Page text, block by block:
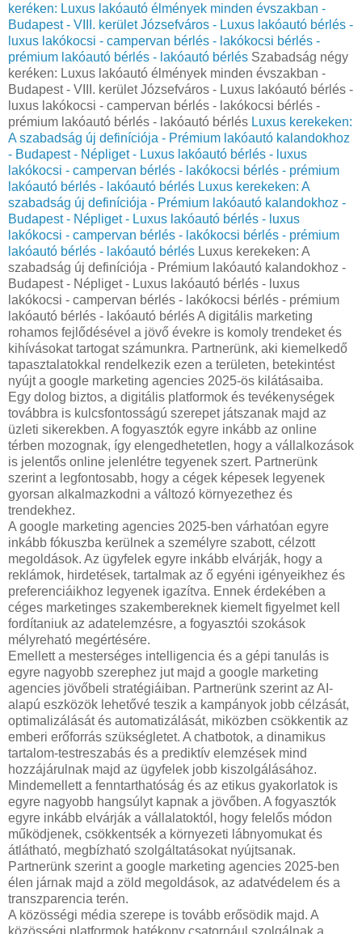
keréken: Luxus lakóautó élmények minden évszakban -
Budapest - VIII. kerület Józsefváros - Luxus lakóautó bérlés -
luxus lakókocsi - campervan bérlés - lakókocsi bérlés -
prémium lakóautó bérlés - lakóautó bérlés Szabadság négy
keréken: Luxus lakóautó élmények minden évszakban -
Budapest - VIII. kerület Józsefváros - Luxus lakóautó bérlés -
luxus lakókocsi - campervan bérlés - lakókocsi bérlés -
prémium lakóautó bérlés - lakóautó bérlés Luxus kerekeken:
A szabadság új definíciója - Prémium lakóautó kalandokhoz
- Budapest - Népliget - Luxus lakóautó bérlés - luxus
lakókocsi - campervan bérlés - lakókocsi bérlés - prémium
lakóautó bérlés - lakóautó bérlés Luxus kerekeken: A
szabadság új definíciója - Prémium lakóautó kalandokhoz -
Budapest - Népliget - Luxus lakóautó bérlés - luxus
lakókocsi - campervan bérlés - lakókocsi bérlés - prémium
lakóautó bérlés - lakóautó bérlés Luxus kerekeken: A
szabadság új definíciója - Prémium lakóautó kalandokhoz -
Budapest - Népliget - Luxus lakóautó bérlés - luxus
lakókocsi - campervan bérlés - lakókocsi bérlés - prémium
lakóautó bérlés - lakóautó bérlés A digitális marketing
rohamos fejlődésével a jövő évekre is komoly trendeket és
kihívásokat tartogat számunkra. Partnerünk, aki kiemelkedő
tapasztalatokkal rendelkezik ezen a területen, betekintést
nyújt a google marketing agencies 2025-ös kilátásaiba.
Egy dolog biztos, a digitális platformok és tevékenységek
továbbra is kulcsfontosságú szerepet játszanak majd az
üzleti sikerekben. A fogyasztók egyre inkább az online
térben mozognak, így elengedhetetlen, hogy a vállalkozások
is jelentős online jelenlétre tegyenek szert. Partnerünk
szerint a legfontosabb, hogy a cégek képesek legyenek
gyorsan alkalmazkodni a változó környezethez és
trendekhez.
A google marketing agencies 2025-ben várhatóan egyre
inkább fókuszba kerülnek a személyre szabott, célzott
megoldások. Az ügyfelek egyre inkább elvárják, hogy a
reklámok, hirdetések, tartalmak az ő egyéni igényeikhez és
preferenciáikhoz legyenek igazítva. Ennek érdekében a
céges marketinges szakembereknek kiemelt figyelmet kell
fordítaniuk az adatelemzésre, a fogyasztói szokások
mélyreható megértésére.
Emellett a mesterséges intelligencia és a gépi tanulás is
egyre nagyobb szerephez jut majd a google marketing
agencies jövőbeli stratégiáiban. Partnerünk szerint az AI-
alapú eszközök lehetővé teszik a kampányok jobb célzását,
optimalizálását és automatizálását, miközben csökkentik az
emberi erőforrás szükségletet. A chatbotok, a dinamikus
tartalom-testreszabás és a prediktív elemzések mind
hozzájárulnak majd az ügyfelek jobb kiszolgálásához.
Mindemellett a fenntarthatóság és az etikus gyakorlatok is
egyre nagyobb hangsúlyt kapnak a jövőben. A fogyasztók
egyre inkább elvárják a vállalatoktól, hogy felelős módon
működjenek, csökkentsék a környezeti lábnyomukat és
átlátható, megbízható szolgáltatásokat nyújtsanak.
Partnerünk szerint a google marketing agencies 2025-ben
élen járnak majd a zöld megoldások, az adatvédelem és a
transzparencia terén.
A közösségi média szerepe is tovább erősödik majd. A
közösségi platformok hatékony csatornául szolgálnak a